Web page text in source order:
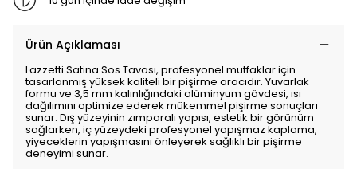
Ürün Açıklaması
Lazzetti Satina Sos Tavası, profesyonel mutfaklar için
tasarlanmış yüksek kaliteli bir pişirme aracıdır. Yuvarlak
formu ve 3,5 mm kalınlığındaki alüminyum gövdesi, ısı
dağılımını optimize ederek mükemmel pişirme sonuçları
sunar. Dış yüzeyinin zımparalı yapısı, estetik bir görünüm
sağlarken, iç yüzeydeki profesyonel yapışmaz kaplama,
yiyeceklerin yapışmasını önleyerek sağlıklı bir pişirme
deneyimi sunar.